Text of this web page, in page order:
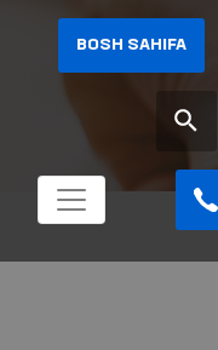
BOSH SAHIFA